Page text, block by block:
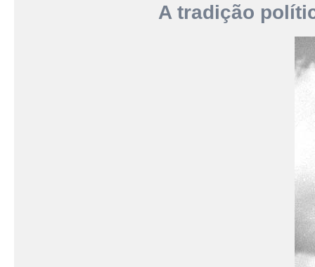
A tradição